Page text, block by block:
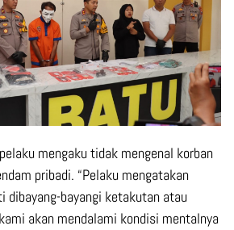
mengaku tidak mengenal korban
pribadi. “Pelaku mengatakan
dibayang-bayangi ketakutan atau
akan mendalami kondisi mentalnya